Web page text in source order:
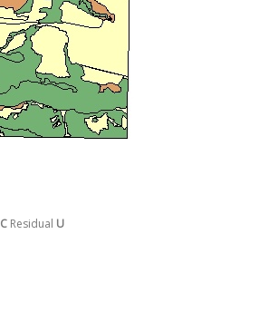
C Residual U